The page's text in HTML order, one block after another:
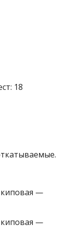
18
киповая —
киповая —